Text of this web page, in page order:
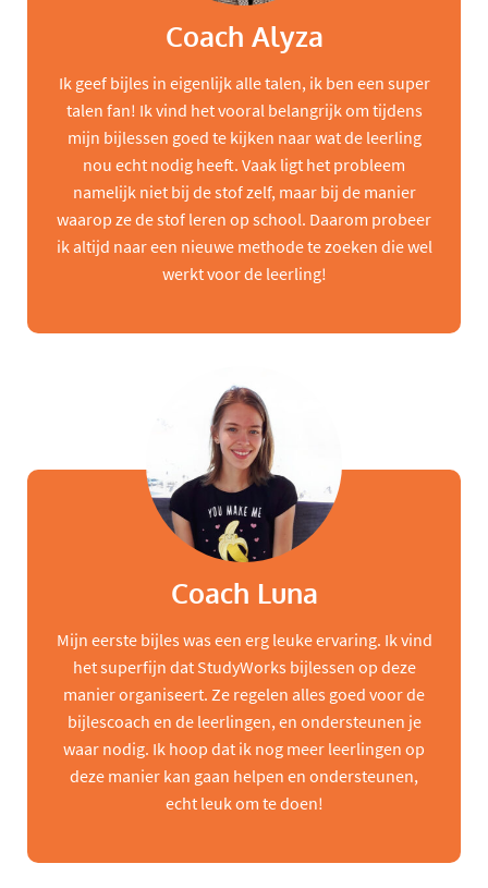
Coach Alyza
Ik geef bijles in eigenlijk alle talen, ik ben een super
talen fan! Ik vind het vooral belangrijk om tijdens
mijn bijlessen goed te kijken naar wat de leerling
nou echt nodig heeft. Vaak ligt het probleem
namelijk niet bij de stof zelf, maar bij de manier
waarop ze de stof leren op school. Daarom probeer
ik altijd naar een nieuwe methode te zoeken die wel
werkt voor de leerling!
Coach Luna
Mijn eerste bijles was een erg leuke ervaring. Ik vind
het superfijn dat StudyWorks bijlessen op deze
manier organiseert. Ze regelen alles goed voor de
bijlescoach en de leerlingen, en ondersteunen je
waar nodig. Ik hoop dat ik nog meer leerlingen op
deze manier kan gaan helpen en ondersteunen,
echt leuk om te doen!